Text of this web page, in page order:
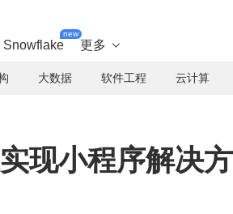
Snowflake
new
更多 
大数据 软件工程 云计算
现小程序解决方